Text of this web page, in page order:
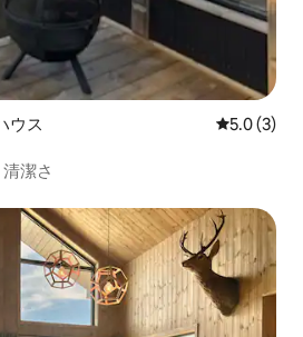
ウス レビュー3
5.0 (3)
清潔さ
です。